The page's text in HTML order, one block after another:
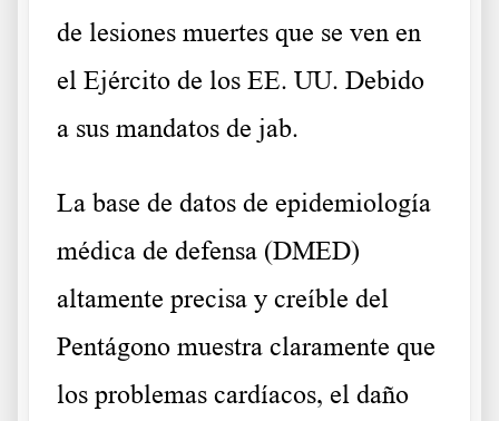
de lesiones muertes que se ven en
el Ejército de los EE. UU. Debido
a sus mandatos de jab.
La base de datos de epidemiología
médica de defensa (DMED)
altamente precisa y creíble del
Pentágono muestra claramente que
los problemas cardíacos, el daño